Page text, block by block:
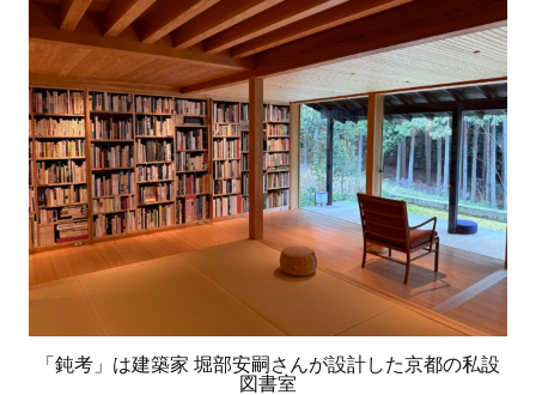
「鈍考」は建築家 堀部安嗣さんが設計した京都の私設
図書室